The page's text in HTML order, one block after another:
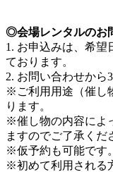
◎会場レンタルのお
1. お申込みは、希望
ております。
2. お問い合わせから
※ご利用用途（催し
ります。
※催し物の内容によ
ますのでご了承くだ
※仮予約も可能です
※初めて利用される